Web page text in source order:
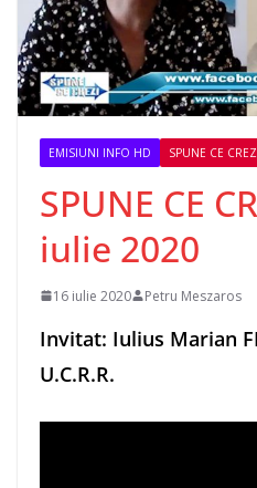
EMISIUNI INFO HD SPUNE CE
SPUNE CE
iulie 2020
16 iulie 2020 Petru Meszaros
Invitat: Iulius Marian
U.C.R.R.